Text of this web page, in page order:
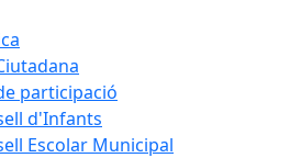
participació
d'Infants
Escolar Municipal